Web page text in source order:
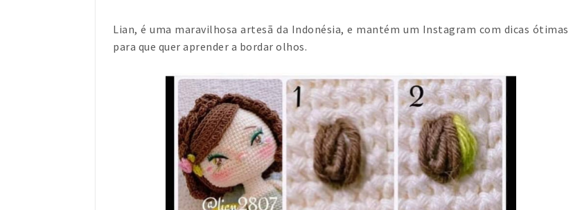
Lian, é uma maravilhosa artesã da Indonésia, e mantém um Instagram com dicas ótimas
para que quer aprender a bordar olhos.